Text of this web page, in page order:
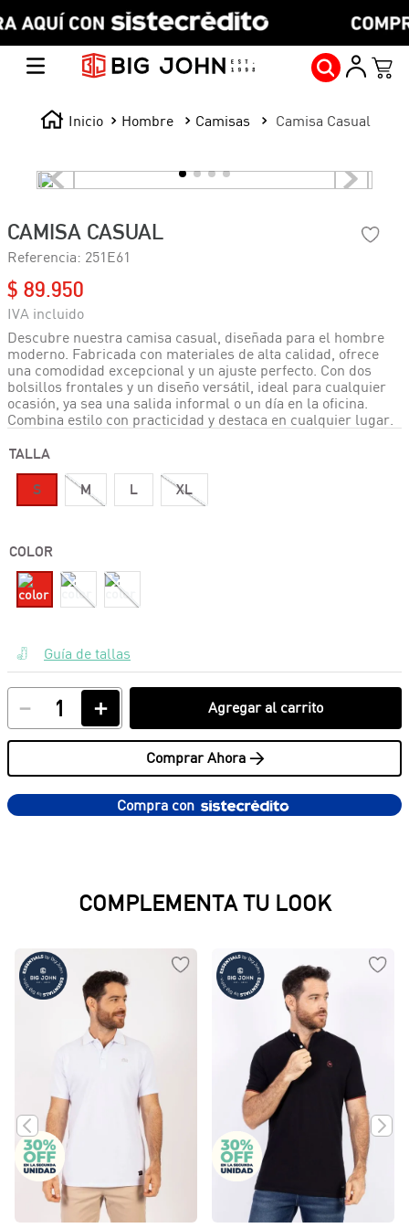
Hombre Camisas Camisa Casual
CAMISA CASUAL
Referencia: 251E61
$ 89 950
Descubre nuestra camisa casual, diseñada para el hombre
moderno. Fabricada con materiales de alta calidad, ofrece
una comodidad excepcional y un ajuste perfecto. Con dos
bolsillos frontales y un diseño versátil, ideal para cualquier
ocasión, ya sea una salida informal o un día en la oficina.
Combina estilo con practicidad y destaca en cualquier lugar.
TALLA
S M L XL
COLOR
Guía de tallas
＋
－ Agregar al carrito
Comprar Ahora >
Compra con
COMPLEMENTA TU LOOK